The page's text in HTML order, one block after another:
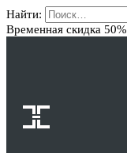
Найти:
Временная скидка 50%